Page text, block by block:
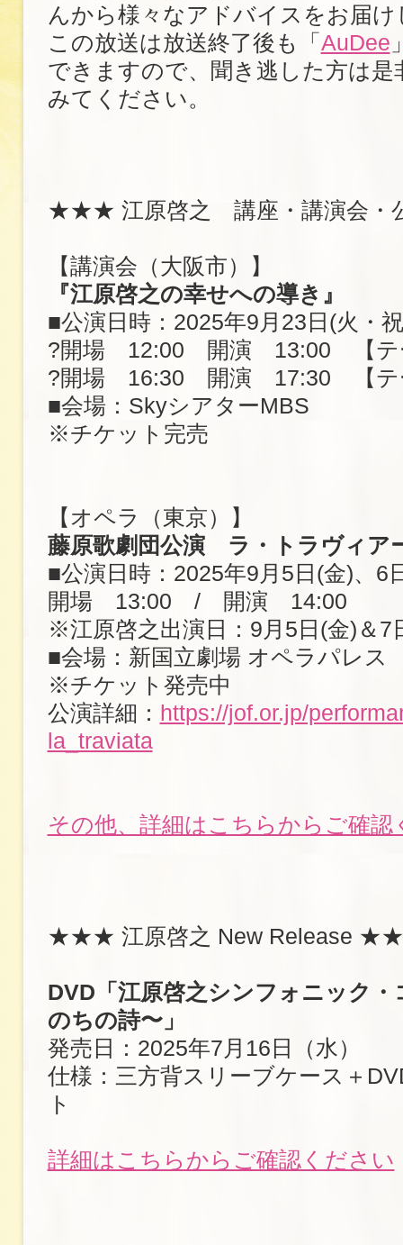
んから様々なアドバイスをお届
この放送は放送終了後も「 AuDee
できますので、聞き逃した方は是
みてください。
★★★ 江原啓之 講座・講演会
【講演会（大阪市）】
『江原啓之の幸せへの導き』
■公演日時：2025年9月23日(火・
?開場 12:00 開演 13:00 【テ
?開場 16:30 開演 17:30 【テ
■会場：SkyシアターMBS
※チケット完売
【オペラ（東京）】
藤原歌劇団公演 ラ・トラヴィア
■公演日時：2025年9月5日(金)、6
開場 13:00 / 開演 14:00
※江原啓之出演日：9月5日(金)＆7
■会場：新国立劇場 オペラパレス
※チケット発売中
公演詳細： https://jof.or.jp/
la_traviata
その他、詳細はこちらからご確認
★★★ 江原啓之 New Release
DVD「江原啓之シンフォニック
のちの詩〜」
発売日：2025年7月16日（水）
仕様：三方背スリーブケース＋
ト
詳細はこちらからご確認ください